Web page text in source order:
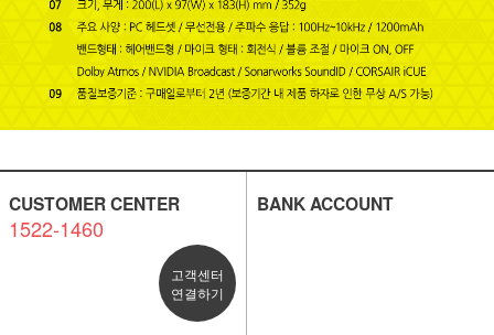
CUSTOMER CENTER
1522-1460
고객센터
연결하기
BANK ACCOUNT